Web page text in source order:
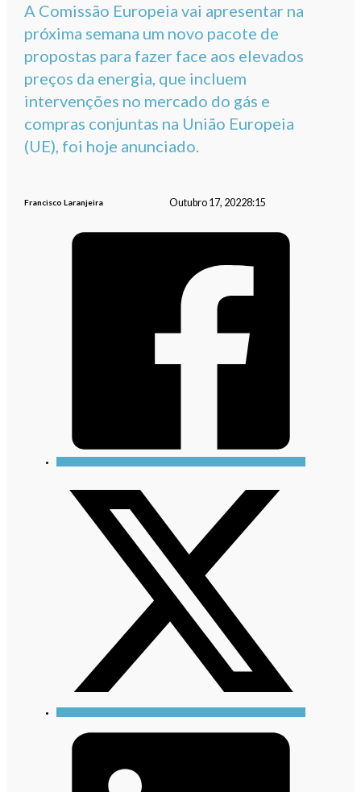
A Comissão Europeia vai apresentar na
próxima semana um novo pacote de
propostas para fazer face aos elevados
preços da energia, que incluem
intervenções no mercado do gás e
compras conjuntas na União Europeia
(UE), foi hoje anunciado.
Francisco Laranjeira Outubro 17, 20228:15